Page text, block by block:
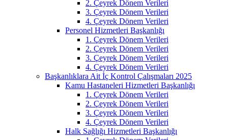
2. Çeyrek Dönem Verileri
3. Çeyrek Dönem Verileri
4. Çeyrek Dönem Verileri
Personel Hizmetleri Başkanlığı
1. Çeyrek Dönem Verileri
2. Çeyrek Dönem Verileri
3. Çeyrek Dönem Verileri
4. Çeyrek Dönem Verileri
Başkanlıklara Ait İç Kontrol Çalışmaları 2025
Kamu Hastaneleri Hizmetleri Başkanlığı
1. Çeyrek Dönem Verileri
2. Çeyrek Dönem Verileri
3. Çeyrek Dönem Verileri
4. Çeyrek Dönem Verileri
Halk Sağlığı Hizmetleri Başkanlığı